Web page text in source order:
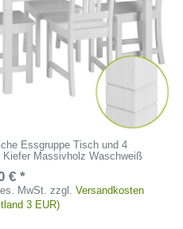
Essgruppe Tisch und 4
Kiefer Massivholz Waschweiß
€ *
MwSt. zzgl.Versandkosten
3 EUR)